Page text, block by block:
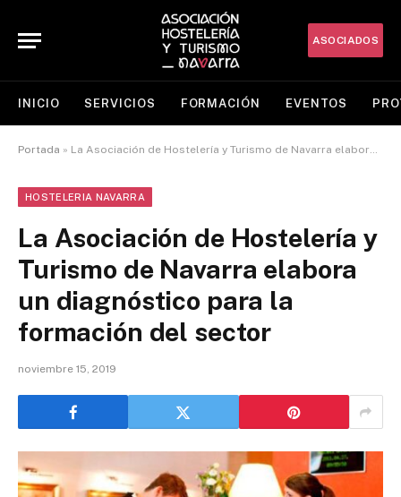
ASOCIADOS
INICIO SERVICIOS FORMACIÓN EVENTOS
Portada » La Asociación de Hostelería y Turismo de Navarra elabora un diagnóstico para la formación del sector
HOSTELERIA NAVARRA
La Asociación de Hostelería y
Turismo de Navarra elabora
un diagnóstico para la
formación del sector
noviembre 15, 2019